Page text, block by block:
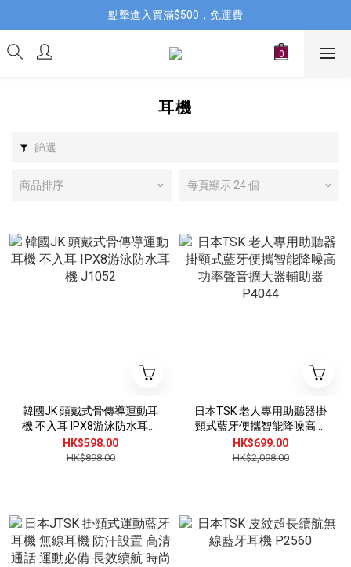
點擊進入買滿$500，免運費
耳機
篩選
商品排序 每頁顯示 24 個
韓國JK 頭戴式骨傳導運動耳
機 不入耳 IPX8游泳防水耳機
J1052
HK$598.00
HK$898.00
日本TSK 老人專用助聽器掛
頸式藍牙便攜智能降噪高功
率聲音擴大器輔助器 P4044
HK$699.00
HK$2,098.00